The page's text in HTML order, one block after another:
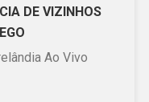
DE VIZINHOS
Ao Vivo